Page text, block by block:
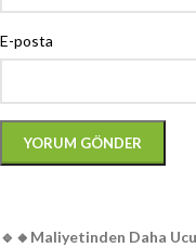
E-posta
🔹️🔸️Maliyetinden Daha